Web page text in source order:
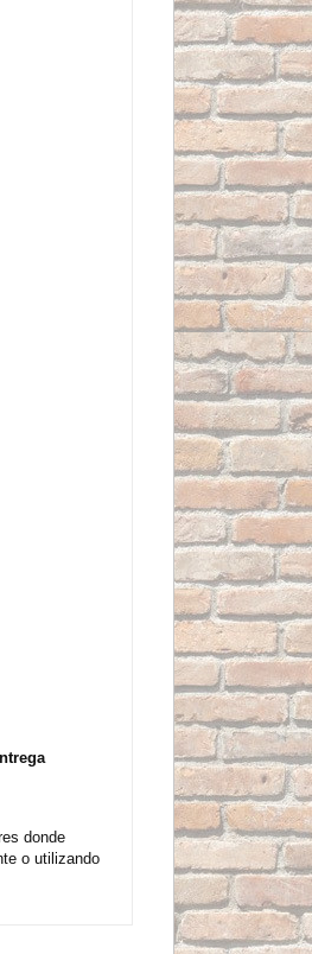
donde
o utilizando